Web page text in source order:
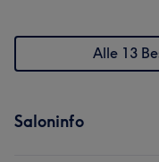
Alle 13
Saloninfo